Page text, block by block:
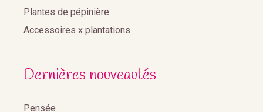
Plantes de pépinière
Accessoires x plantations
Dernières nouveautés
Pensée